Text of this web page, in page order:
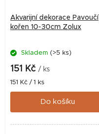
Akvarijní dekorace Pavoučí
kořen 10-30cm Zolux
Skladem (>5 ks)
151 Kč / ks
Měrná
cena:
151 Kč / 1 ks
Do košíku